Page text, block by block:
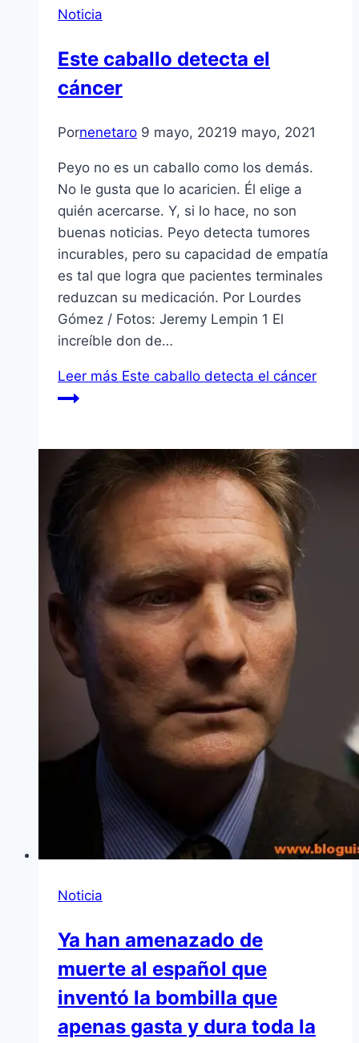
Noticia
Este caballo detecta el
cáncer
Pornenetaro 9 mayo, 20219 mayo, 2021
Peyo no es un caballo como los demás.
No le gusta que lo acaricien. Él elige a
quién acercarse. Y, si lo hace, no son
buenas noticias. Peyo detecta tumores
incurables, pero su capacidad de empatía
es tal que logra que pacientes terminales
reduzcan su medicación. Por Lourdes
Gómez / Fotos: Jeremy Lempin 1 El
increíble don de…
Leer más Este caballo detecta el cáncer
Noticia
Ya han amenazado de
muerte al español que
inventó la bombilla que
apenas gasta y dura toda la